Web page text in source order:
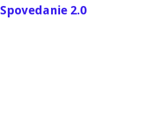
Spovedanie 2.0